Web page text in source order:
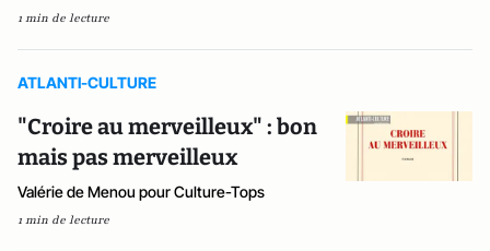
1 min de lecture
ATLANTI-CULTURE
"Croire au merveilleux" : bon
mais pas merveilleux
Valérie de Menou pour Culture-Tops
1 min de lecture